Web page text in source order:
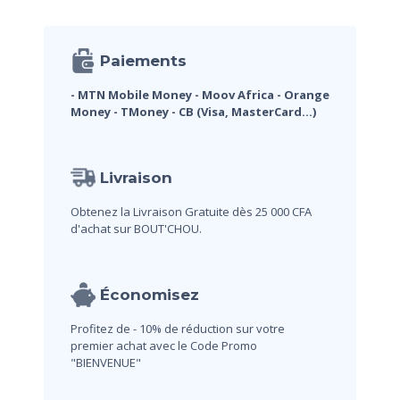
Paiements
- MTN Mobile Money - Moov Africa - Orange
Money - TMoney - CB (Visa, MasterCard...)
Livraison
Obtenez la Livraison Gratuite dès 25 000 CFA
d'achat sur BOUT'CHOU.
Économisez
Profitez de - 10% de réduction sur votre
premier achat avec le Code Promo
"BIENVENUE"